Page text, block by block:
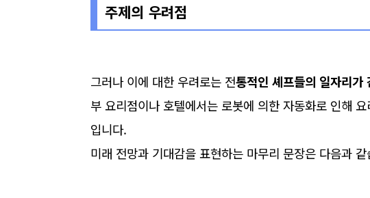
주제의 우려점
그러나 이에 대한 우려로는 전통적인 셰프들의 일자리가
부 요리점이나 호텔에서는 로봇에 의한 자동화로 인해
입니다.
미래 전망과 기대감을 표현하는 마무리 문장은 다음과 같